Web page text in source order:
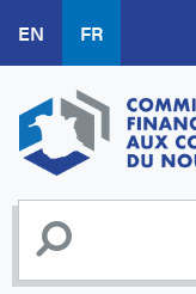
au
contenu
principal
EN FR